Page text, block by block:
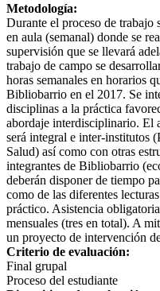
Metodología:
Durante el proceso de trabajo
en aula (semanal) donde se
supervisión que se llevará
trabajo de campo se
horas semanales en horarios
Bibliobarrio en el 2017. Se
disciplinas a la práctica
abordaje interdisciplinario. El
será integral e inter-institutos
Salud) así como con otras
integrantes de Bibliobarrio
deberán disponer de tiempo
como de las diferentes
práctico. Asistencia
mensuales (tres en total). A
un proyecto de intervención
Criterio de evaluación:
Final grupal
Proceso del estudiante